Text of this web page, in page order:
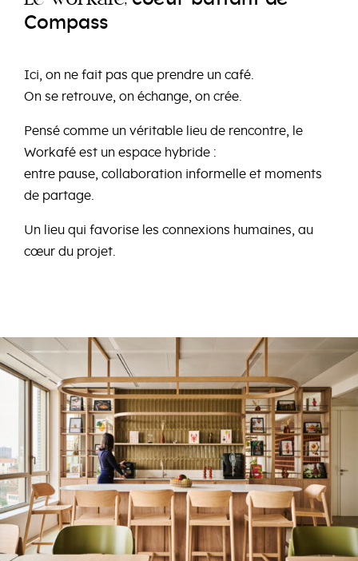
Compass
Ici, on ne fait pas que prendre un café.
On se retrouve, on échange, on crée.
Pensé comme un véritable lieu de rencontre, le
Workafé est un espace hybride :
entre pause, collaboration informelle et moments
de partage.
Un lieu qui favorise les connexions humaines, au
cœur du projet.